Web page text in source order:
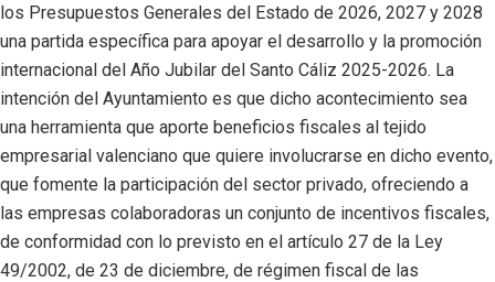
los Presupuestos Generales del Estado de 2026, 2027 y 2028
una partida específica para apoyar el desarrollo y la promoción
internacional del Año Jubilar del Santo Cáliz 2025-2026. La
intención del Ayuntamiento es que dicho acontecimiento sea
una herramienta que aporte beneficios fiscales al tejido
empresarial valenciano que quiere involucrarse en dicho evento,
que fomente la participación del sector privado, ofreciendo a
las empresas colaboradoras un conjunto de incentivos fiscales,
de conformidad con lo previsto en el artículo 27 de la Ley
49/2002, de 23 de diciembre, de régimen fiscal de las